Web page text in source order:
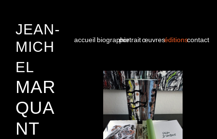
JEAN-
MICH
EL
MAR
QUA
NT
accueil biographieportraitœuvreséditionscontact